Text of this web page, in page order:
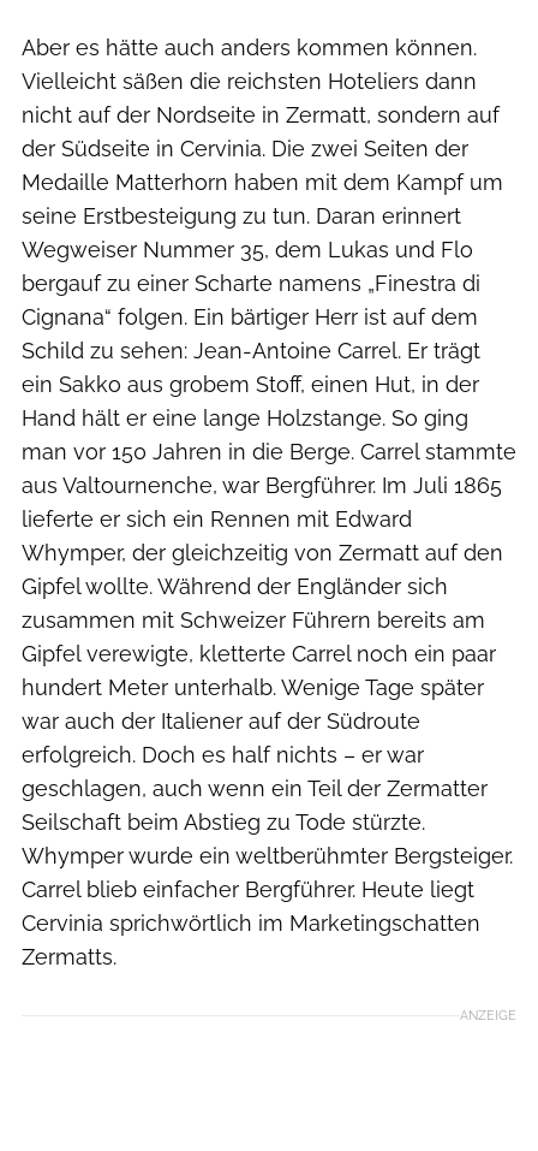
Aber es hätte auch anders kommen können.
Vielleicht säßen die reichsten Hoteliers dann
nicht auf der Nordseite in Zermatt, sondern auf
der Südseite in Cervinia. Die zwei Seiten der
Medaille Matterhorn haben mit dem Kampf um
seine Erstbesteigung zu tun. Daran erinnert
Wegweiser Nummer 35, dem Lukas und Flo
bergauf zu einer Scharte namens „Finestra di
Cignana“ folgen. Ein bärtiger Herr ist auf dem
Schild zu sehen: Jean-Antoine Carrel. Er trägt
ein Sakko aus grobem Stoff, einen Hut, in der
Hand hält er eine lange Holzstange. So ging
man vor 150 Jahren in die Berge. Carrel stammte
aus Valtournenche, war Bergführer. Im Juli 1865
lieferte er sich ein Rennen mit Edward
Whymper, der gleichzeitig von Zermatt auf den
Gipfel wollte. Während der Engländer sich
zusammen mit Schweizer Führern bereits am
Gipfel verewigte, kletterte Carrel noch ein paar
hundert Meter unterhalb. Wenige Tage später
war auch der Italiener auf der Südroute
erfolgreich. Doch es half nichts – er war
geschlagen, auch wenn ein Teil der Zermatter
Seilschaft beim Abstieg zu Tode stürzte.
Whymper wurde ein weltberühmter Bergsteiger.
Carrel blieb einfacher Bergführer. Heute liegt
Cervinia sprichwörtlich im Marketingschatten
Zermatts.
ANZEIGE